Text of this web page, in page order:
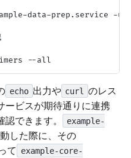
data-prep.service -u
echo 出力や curl
のレス
ービスが期待通りに連携
できます。
example-
した際に、その
て
example-core-